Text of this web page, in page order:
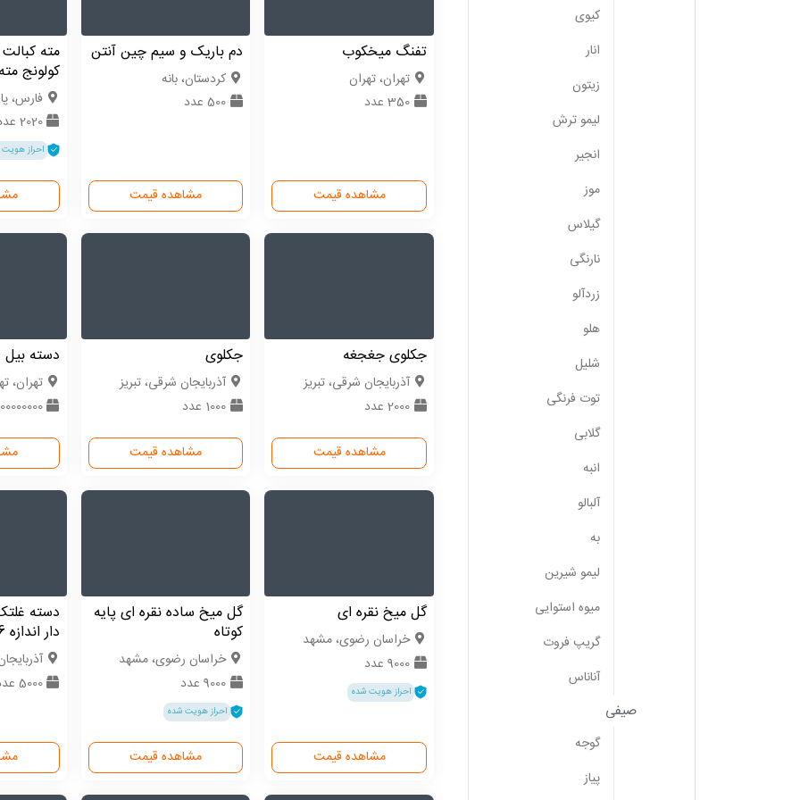
تفنگ میخکوب
تهران، تهران
350 عدد
مشاهده قیمت
دم باریک و سیم چین آنتن
كردستان، بانه
500 عدد
مشاهده قیمت
کولونج
فارس،
2020 عدد
احراز
جکلوی جغجغه
آذربایجان شرقی، تبریز
2000 عدد
مشاهده قیمت
جکلوی
آذربایجان شرقی، تبریز
1000 عدد
مشاهده قیمت
دسته بیل
تهران،
200000000
گل میخ نقره ای
خراسان رضوی، مشهد
9000 عدد
احراز هویت شده
مشاهده قیمت
گل میخ ساده نقره ای پایه
کوتاه
خراسان رضوی، مشهد
9000 عدد
احراز هویت شده
مشاهده قیمت
دسته
دار اندازه 6 اینچ
5000 عدد
کیوی
انار
زیتون
لیمو ترش
انجیر
موز
گیلاس
نارنگی
زردآلو
هلو
شلیل
توت فرنگی
گلابی
انبه
آلبالو
به
لیمو شیرین
میوه استوایی
گریپ فروت
آناناس
صیفی
گوجه
پیاز